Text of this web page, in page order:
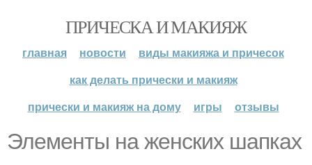
ПРИЧЕСКА И МАКИЯЖ
главная новости
виды макияжа и причесок
как делать прически и макияж
прически и макияж на дому
игры отзывы
Элементы на женских шапках